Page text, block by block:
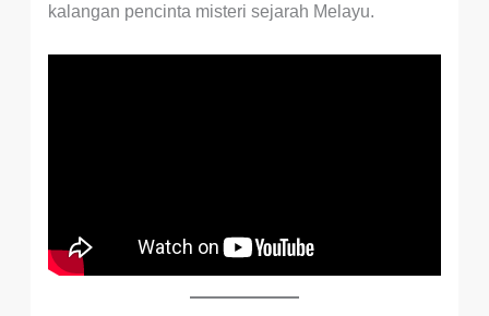
kalangan pencinta misteri sejarah Melayu.